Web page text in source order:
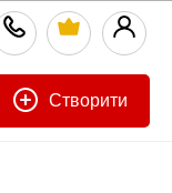
Створити